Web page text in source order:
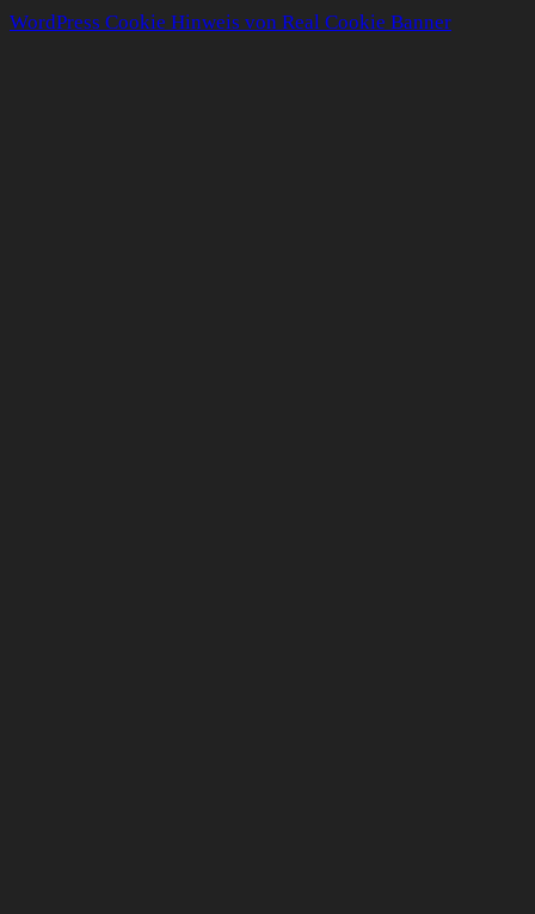
WordPress Cookie Hinweis von Real Cookie Banner